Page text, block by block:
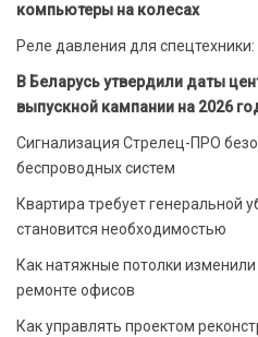
компьютеры на колесах
Реле давления для
В Беларусь утвердили даты
выпускной кампании на 2026
Сигнализация Стрелец-ПРО
беспроводных систем
Квартира требует генеральной
становится необходимостью
Как натяжные потолки
ремонте офисов
Как управлять проектом